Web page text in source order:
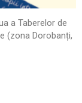
a Taberelor de
(zona Dorobanți,